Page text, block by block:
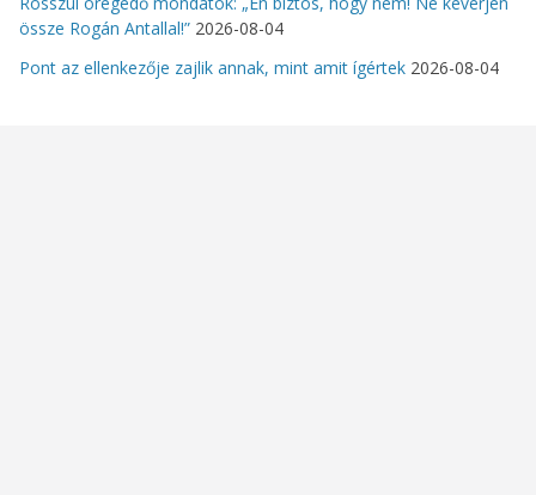
össze Rogán Antallal!” 2026-08-04
Pont az ellenkezője zajlik annak, mint amit ígértek 2026-08-04